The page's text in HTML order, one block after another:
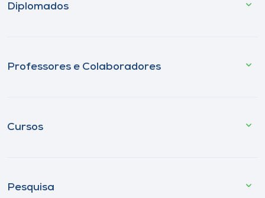
Diplomados
Professores e Colaboradores
Cursos
Pesquisa